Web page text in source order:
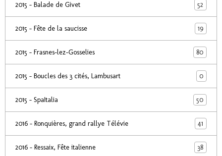
2015 - Balade de Givet 52
2015 - Fête de la saucisse 19
2015 - Frasnes-lez-Gosselies 80
2015 - Boucles des 3 cités, Lambusart 0
2015 - SpaItalia 50
2016 - Ronquières, grand rallye Télévie 41
2016 - Ressaix, Fête italienne 38